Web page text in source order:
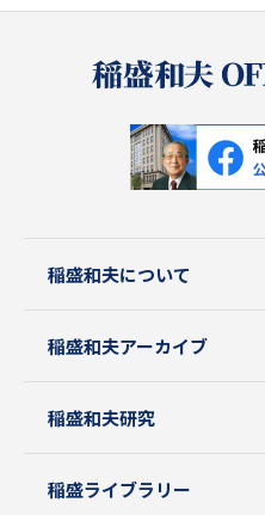
稲盛和夫について
稲盛和夫アーカイブ
稲盛和夫研究
稲盛ライブラリー